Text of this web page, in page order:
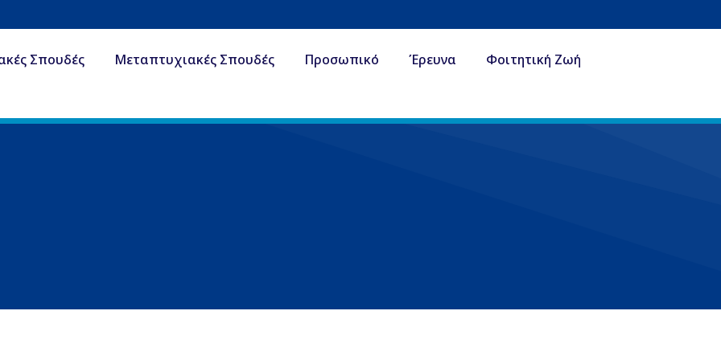
Σπουδές Μεταπτυχιακές Σπουδές Προσωπικό Έρευνα
Φοιτητική Ζωή